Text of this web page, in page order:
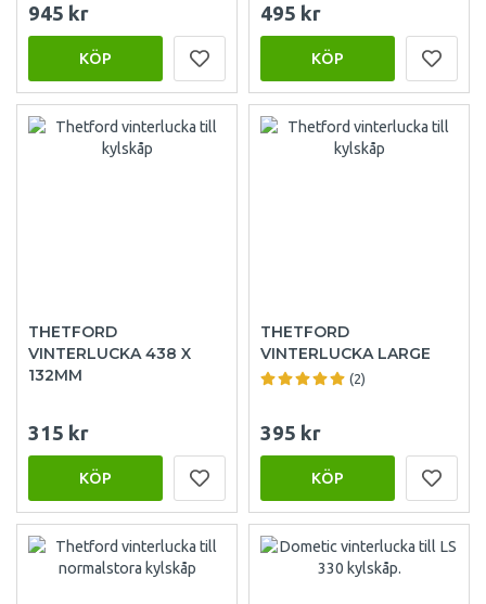
945 kr
KÖP
495 kr
KÖP
THETFORD
VINTERLUCKA 438 X
132MM
315 kr
KÖP
THETFORD
VINTERLUCKA LARGE
(2)
395 kr
KÖP